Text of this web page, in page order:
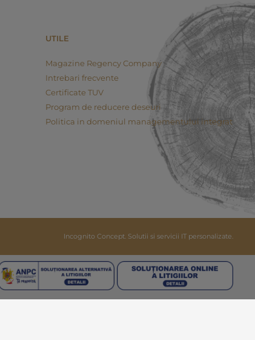
UTILE
Magazine Regency Company
Intrebari frecvente
Certificate TUV
Program de reducere deseuri
Politica in domeniul managementului integrat
Incognito Concept. Solutii si servicii IT personalizate.